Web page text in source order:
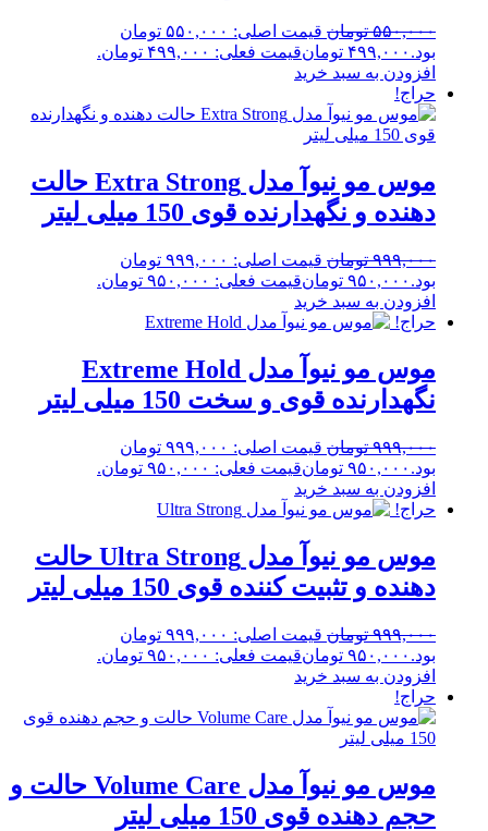
۵۵۰,۰۰۰ تومان
قیمت اصلی: ۵۵۰,۰۰۰ تومان
بود. ۴۹۹,۰۰۰ تومانقیمت فعلی: ۴۹۹,۰۰۰ تومان.
افزودن به سبد خرید
حراج!
موس مو نیوآ مدل Extra Strong حالت
دهنده و نگهدارنده قوی 150 میلی لیتر
۹۹۹,۰۰۰ تومان
قیمت اصلی: ۹۹۹,۰۰۰ تومان
بود. ۹۵۰,۰۰۰ تومانقیمت فعلی: ۹۵۰,۰۰۰ تومان.
افزودن به سبد خرید
حراج!
موس مو نیوآ مدل Extreme Hold
نگهدارنده قوی و سخت 150 میلی لیتر
۹۹۹,۰۰۰ تومان
قیمت اصلی: ۹۹۹,۰۰۰ تومان
بود. ۹۵۰,۰۰۰ تومانقیمت فعلی: ۹۵۰,۰۰۰ تومان.
افزودن به سبد خرید
حراج!
موس مو نیوآ مدل Ultra Strong حالت
دهنده و تثبیت کننده قوی 150 میلی لیتر
۹۹۹,۰۰۰ تومان
قیمت اصلی: ۹۹۹,۰۰۰ تومان
بود. ۹۵۰,۰۰۰ تومانقیمت فعلی: ۹۵۰,۰۰۰ تومان.
افزودن به سبد خرید
حراج!
موس مو نیوآ مدل Volume Care حالت و
حجم دهنده قوی 150 میلی لیتر